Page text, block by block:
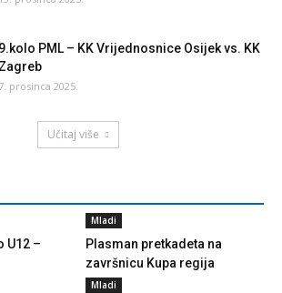
9.kolo PML – KK Vrijednosnice Osijek vs. KK
Zagreb
7. prosinca 2025.
Učitaj više
U12 –
Mladi
Plasman pretkadeta na
završnicu Kupa regija
Mladi